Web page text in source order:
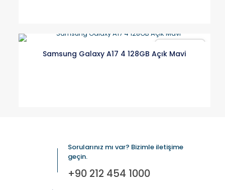
Samsung Galaxy A17 4 128GB Açık Mavi
Sorularınız mı var? Bizimle iletişime
geçin.
+90 212 454 1000